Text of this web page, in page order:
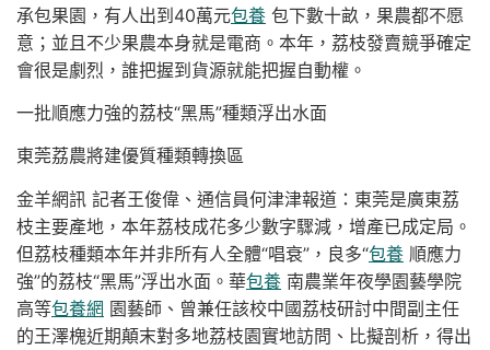
承包果園，有人出到40萬元包養 包下數十畝，果農都不愿
意；並且不少果農本身就是電商。本年，荔枝發賣競爭確定
會很是劇烈，誰把握到貨源就能把握自動權。
一批順應力強的荔枝“黑馬”種類浮出水面
東莞荔農將建優質種類轉換區
金羊網訊 記者王俊偉、通信員何津津報道：東莞是廣東荔
枝主要產地，本年荔枝成花多少數字驟減，增產已成定局。
但荔枝種類本年并非所有人全體“唱衰”，良多“包養 順應力
強”的荔枝“黑馬”浮出水面。華包養 南農業年夜學園藝學院
高等包養網 園藝師、曾兼任該校中國荔枝研討中間副主任
的王澤槐近期顛末對多地荔枝園實地訪問、比擬剖析，得出